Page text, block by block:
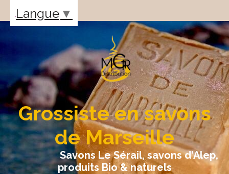
Grossiste en savons
de Marseille
Savons Le Sérail, savons d'Alep,
produits Bio & naturels
Langue ▼